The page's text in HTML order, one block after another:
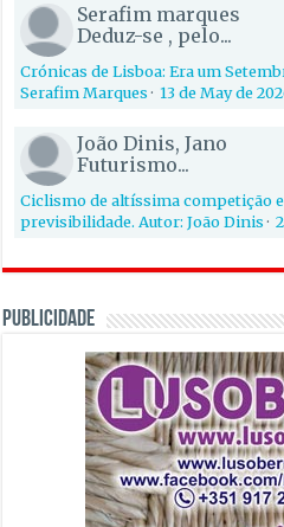
Serafim marques
Deduz-se , pelo...
Crónicas de Lisboa: Era um
Serafim Marques·13 de May de
João Dinis, Jano
Futurismo...
Ciclismo de altíssima competição
previsibilidade. Autor: João Dinis·
PUBLICIDADE